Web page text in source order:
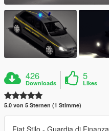
426
Downloads
5
Likes
5.0 von 5 Sternen (1 Stimme)
Fiat Stilo - Guardia di Finanza